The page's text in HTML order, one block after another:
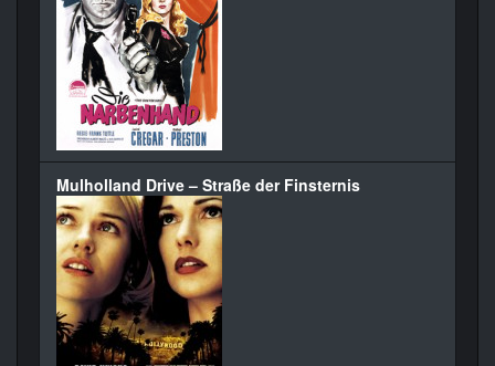
Mulholland Drive – Straße der Finsternis